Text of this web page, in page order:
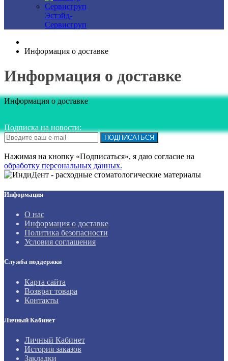
Эстэйд-
Сервисгруп
Информация о доставке
Информация о доставке
Информация о доставке
Подписка на новости:
ПОДПИСАТЬСЯ
Нажимая на кнопку «Подписаться», я даю cогласие на
обработку персональных данных.
Информация
О нас
Информация о доставке
Политика безопасности
Условия соглашения
Служба поддержки
Карта сайта
Возврат товара
Контакты
Личный Кабинет
Личный Кабинет
История заказов
Закладки